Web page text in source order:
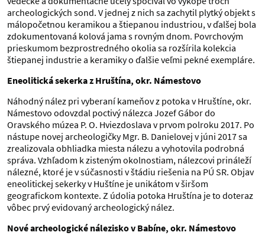
archeologických sond. V jednej z nich sa zachytil plytký objekt s
málopočetnou keramikou a štiepanou industriou, v ďalšej bola
zdokumentovaná kolová jama s rovným dnom. Povrchovým
prieskumom bezprostredného okolia sa rozšírila kolekcia
štiepanej industrie a keramiky o ďalšie veľmi pekné exempláre.
Eneolitická sekerka z Hruštína, okr. Námestovo
Náhodný nález pri vyberaní kameňov z potoka v Hruštíne, okr.
Námestovo odovzdal poctivý nálezca Jozef Gábor do
Oravského múzea P. O. Hviezdoslava v prvom polroku 2017. Po
nástupe novej archeologičky Mgr. B. Danielovej v júni 2017 sa
zrealizovala obhliadka miesta nálezu a vyhotovila podrobná
správa. Vzhľadom k zisteným okolnostiam, nálezcovi prináleží
nálezné, ktoré je v súčasnosti v štádiu riešenia na PÚ SR. Objav
eneolitickej sekerky v Huštíne je unikátom v širšom
geografickom kontexte. Z údolia potoka Hruštína je to doteraz
vôbec prvý evidovaný archeologický nález.
Nové archeologické nálezisko v Babíne, okr. Námestovo